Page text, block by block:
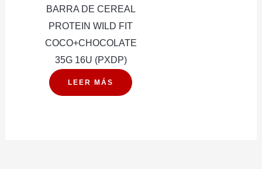
BARRA DE CEREAL
PROTEIN WILD FIT
COCO+CHOCOLATE
35G 16U (PXDP)
LEER MÁS